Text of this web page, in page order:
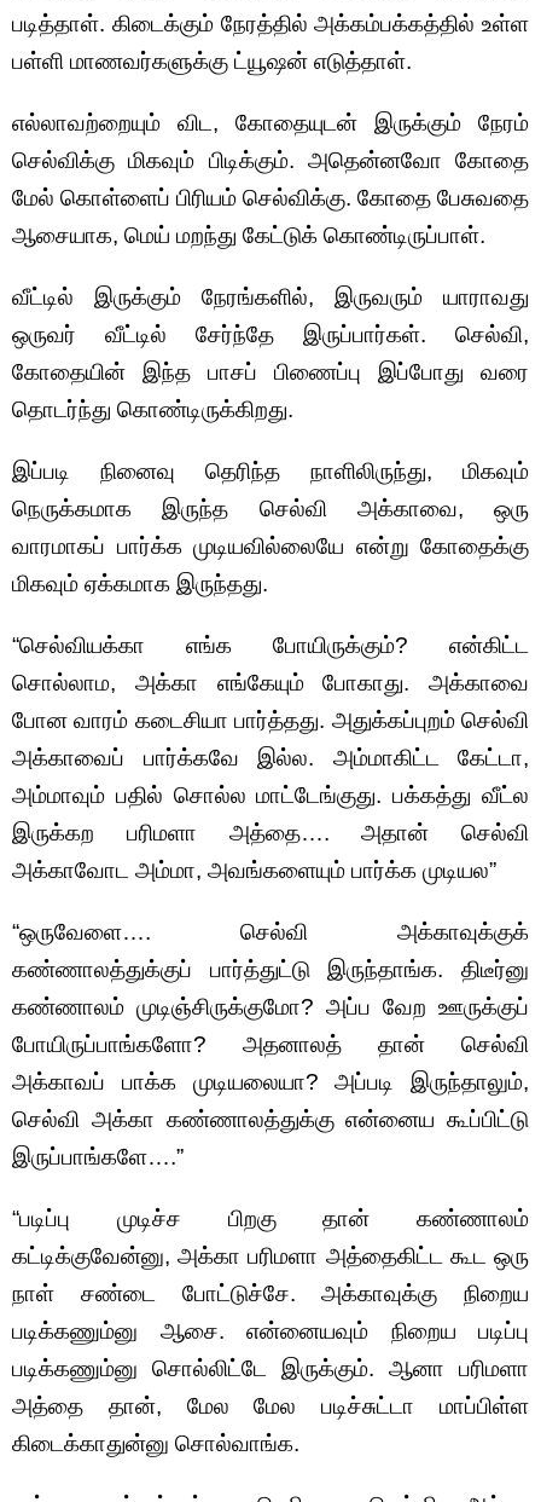
படித்தாள். கிடைக்கும் நேரத்தில் அக்கம்பக்கத்தில் உள்ள
பள்ளி மாணவர்களுக்கு ட்யூஷன் எடுத்தாள்.
எல்லாவற்றையும் விட, கோதையுடன் இருக்கும் நேரம்
செல்விக்கு மிகவும் பிடிக்கும். அதென்னவோ கோதை
மேல் கொள்ளைப் பிரியம் செல்விக்கு. கோதை பேசுவதை
ஆசையாக, மெய் மறந்து கேட்டுக் கொண்டிருப்பாள்.
வீட்டில் இருக்கும் நேரங்களில், இருவரும் யாராவது
ஒருவர் வீட்டில் சேர்ந்தே இருப்பார்கள். செல்வி,
கோதையின் இந்த பாசப் பிணைப்பு இப்போது வரை
தொடர்ந்து கொண்டிருக்கிறது.
இப்படி நினைவு தெரிந்த நாளிலிருந்து, மிகவும்
நெருக்கமாக இருந்த செல்வி அக்காவை, ஒரு
வாரமாகப் பார்க்க முடியவில்லையே என்று கோதைக்கு
மிகவும் ஏக்கமாக இருந்தது.
“செல்வியக்கா எங்க போயிருக்கும்? என்கிட்ட
சொல்லாம, அக்கா எங்கேயும் போகாது. அக்காவை
போன வாரம் கடைசியா பார்த்தது. அதுக்கப்புறம் செல்வி
அக்காவைப் பார்க்கவே இல்ல. அம்மாகிட்ட கேட்டா,
அம்மாவும் பதில் சொல்ல மாட்டேங்குது. பக்கத்து வீட்ல
இருக்கற பரிமளா அத்தை…. அதான் செல்வி
அக்காவோட அம்மா, அவங்களையும் பார்க்க முடியல”
“ஒருவேளை…. செல்வி அக்காவுக்குக்
கண்ணாலத்துக்குப் பார்த்துட்டு இருந்தாங்க. திடீர்னு
கண்ணாலம் முடிஞ்சிருக்குமோ? அப்ப வேற ஊருக்குப்
போயிருப்பாங்களோ? அதனாலத் தான் செல்வி
அக்காவப் பாக்க முடியலையா? அப்படி இருந்தாலும்,
செல்வி அக்கா கண்ணாலத்துக்கு என்னைய கூப்பிட்டு
இருப்பாங்களே….”
“படிப்பு முடிச்ச பிறகு தான் கண்ணாலம்
கட்டிக்குவேன்னு, அக்கா பரிமளா அத்தைகிட்ட கூட ஒரு
நாள் சண்டை போட்டுச்சே. அக்காவுக்கு நிறைய
படிக்கணும்னு ஆசை. என்னையவும் நிறைய படிப்பு
படிக்கணும்னு சொல்லிட்டே இருக்கும். ஆனா பரிமளா
அத்தை தான், மேல மேல படிச்சுட்டா மாப்பிள்ள
கிடைக்காதுன்னு சொல்வாங்க.